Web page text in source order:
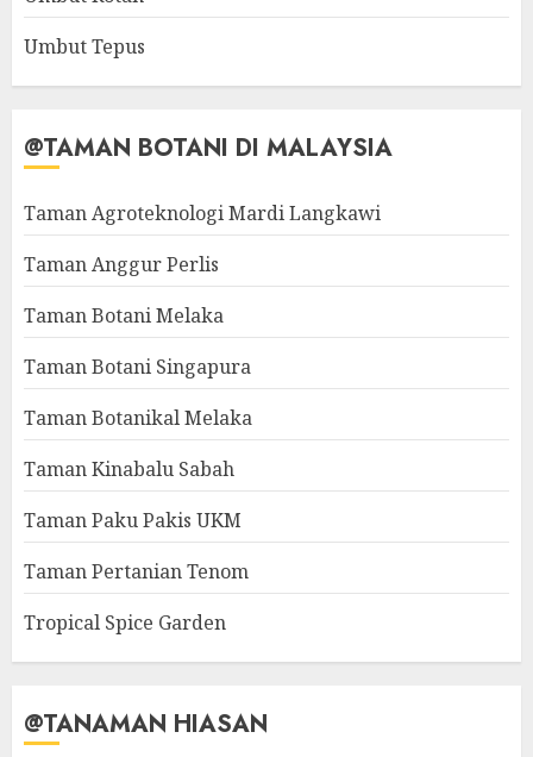
Umbut Tepus
@TAMAN BOTANI DI MALAYSIA
Taman Agroteknologi Mardi Langkawi
Taman Anggur Perlis
Taman Botani Melaka
Taman Botani Singapura
Taman Botanikal Melaka
Taman Kinabalu Sabah
Taman Paku Pakis UKM
Taman Pertanian Tenom
Tropical Spice Garden
@TANAMAN HIASAN